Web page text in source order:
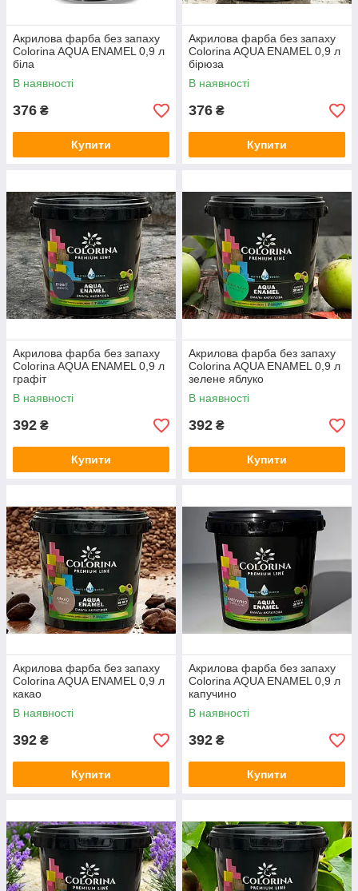
Акрилова фарба без запаху
Colorina AQUA ENAMEL 0,9 л
біла
В наявності
376 ₴
Купити
Акрилова фарба без запаху
Colorina AQUA ENAMEL 0,9 л
бірюза
В наявності
376 ₴
Купити
Акрилова фарба без запаху
Colorina AQUA ENAMEL 0,9 л
графіт
В наявності
392 ₴
Купити
Акрилова фарба без запаху
Colorina AQUA ENAMEL 0,9 л
зелене яблуко
В наявності
392 ₴
Купити
Акрилова фарба без запаху
Colorina AQUA ENAMEL 0,9 л
какао
В наявності
392 ₴
Купити
Акрилова фарба без запаху
Colorina AQUA ENAMEL 0,9 л
капучино
В наявності
392 ₴
Купити